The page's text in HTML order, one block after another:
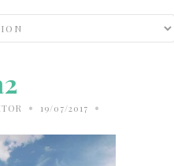
• 19/07/2017 •